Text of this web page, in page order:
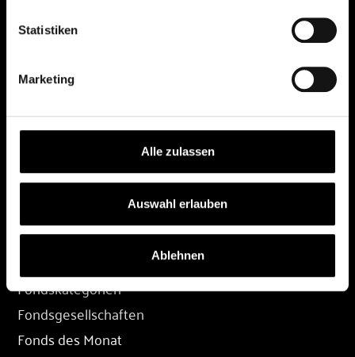
Statistiken
Marketing
Alle zulassen
Auswahl erlauben
Ablehnen
Depot eröffnen
Depot übertragen
Konditionen
FONDS
Fondskategorien
Fondsgesellschaften
Fonds des Monat